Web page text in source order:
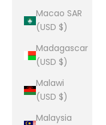
Macao SAR
(USD $)
Madagascar
(USD $)
Malawi
(USD $)
Malaysia